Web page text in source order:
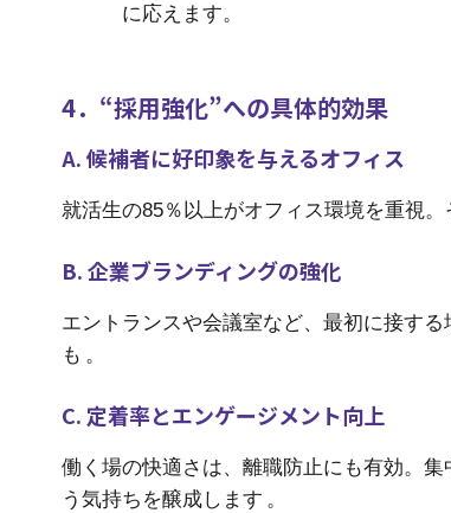
に応えます。
4．“採用強化”への具体的効果
A. 候補者に好印象を与えるオフィス
就活生の85％以上がオフィス環境を重視
B. 企業ブランディングの強化
エントランスや会議室など、最初に接す
も 。
C. 定着率とエンゲージメント向上
働く場の快適さは、離職防止にも有効。
う気持ちを醸成します 。